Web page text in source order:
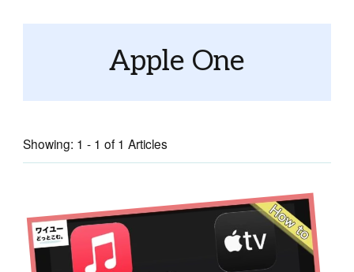
Apple One
Showing: 1 - 1 of 1 Articles